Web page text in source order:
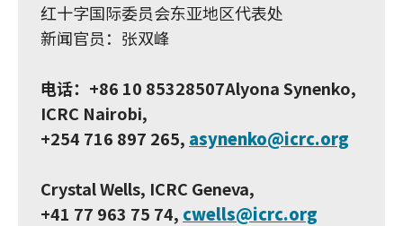
红十字国际委员会东亚地区代表处
新闻官员：张双峰
电话：+86 10 85328507Alyona Synenko,
ICRC Nairobi,
+254 716 897 265, asynenko@icrc.org
Crystal Wells, ICRC Geneva,
+41 77 963 75 74, cwells@icrc.org